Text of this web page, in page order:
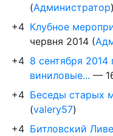
(Администратор)
+4 Клубное
червня 2014 (
+4 8 сентября
виниловые... —
+4 Беседы старых
(valery57)
+4 Битловский